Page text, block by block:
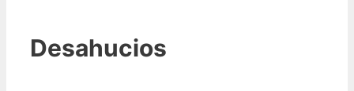
Desahucios